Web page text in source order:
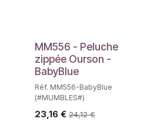
MM556 - Peluche
zippée Ourson -
BabyBlue
Réf. MM556-BabyBlue
(#MUMBLES#)
23,16€ 24,12€